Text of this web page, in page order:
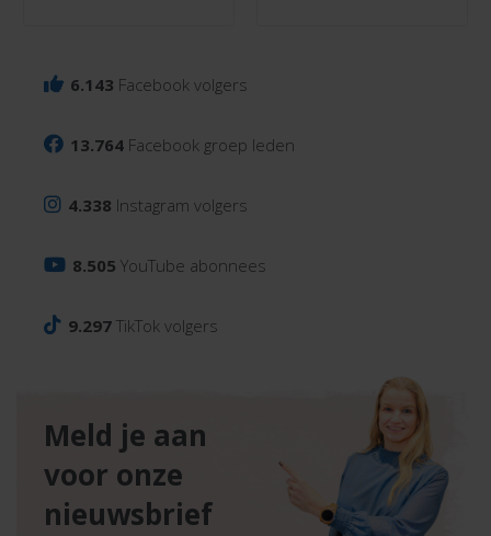
6.143 Facebook volgers
13.764 Facebook groep leden
4.338 Instagram volgers
8.505 YouTube abonnees
9.297 TikTok volgers
Meld je aan
voor onze
nieuwsbrief